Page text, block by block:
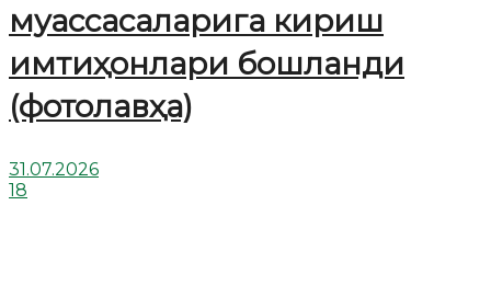
муассасаларига кириш
имтиҳонлари бошланди
(фотолавҳа)
31.07.2026
18